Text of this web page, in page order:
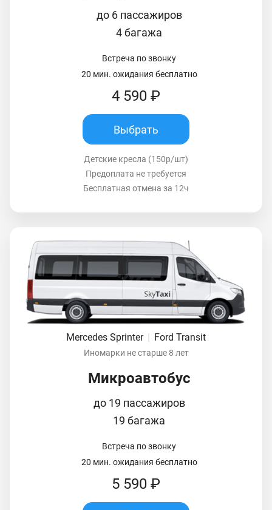
до 6 пассажиров
4 багажа
Встреча по звонку
20 мин. ожидания бесплатно
4 590 ₽
Выбрать
Детские кресла (150р/шт)
Предоплата не требуется
Бесплатная отмена за 12ч
Mercedes Sprinter | Ford Transit
Иномарки не старше 8 лет
Микроавтобус
до 19 пассажиров
19 багажа
Встреча по звонку
20 мин. ожидания бесплатно
5 590 ₽